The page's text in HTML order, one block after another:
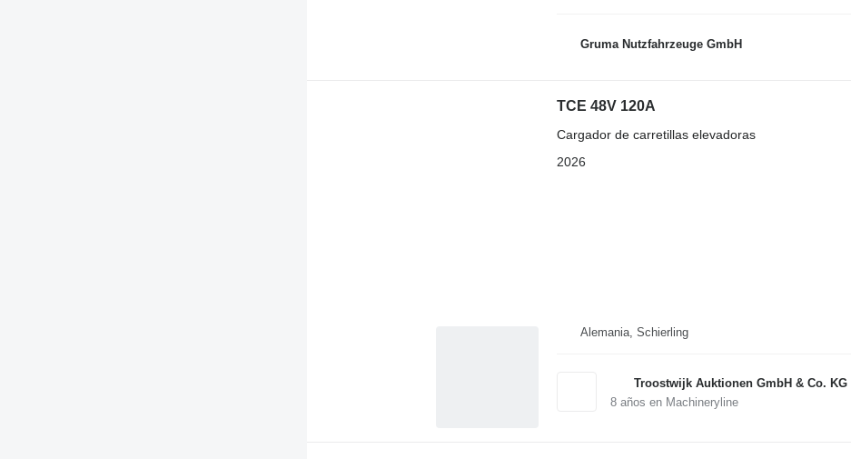
Gruma Nutzfahrzeuge GmbH
TCE 48V 120A
Cargador de carretillas elevadoras
2026
Alemania, Schierling
Troostwijk Auktionen GmbH & Co. KG
8años en Machineryline